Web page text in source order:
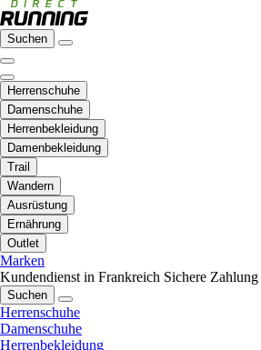
Suchen
Herrenschuhe
Damenschuhe
Herrenbekleidung
Damenbekleidung
Trail
Wandern
Ausrüstung
Ernährung
Outlet
Marken
Kundendienst in Frankreich Sichere Zahlung
Suchen
Herrenschuhe
Damenschuhe
Herrenbekleidung